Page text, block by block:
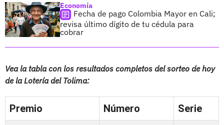
Economía
Fecha de pago Colombia Mayor en Cali;
revisa último dígito de tu cédula para
cobrar
Vea la tabla con los resultados completos del sorteo de hoy
de la Lotería del Tolima:
Premio Número
Serie